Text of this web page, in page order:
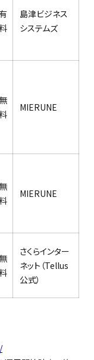
島津ビジネス
システムズ
無
MIERUNE
無
MIERUNE
無
さくらインター
ネット（Tellus
公式）